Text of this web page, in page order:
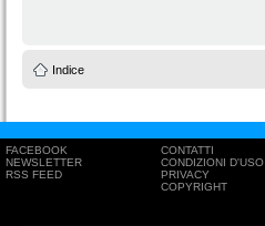
Indice
FACEBOOK
NEWSLETTER
RSS FEED
CONTATTI
CONDIZIONI D'USO
PRIVACY
COPYRIGHT